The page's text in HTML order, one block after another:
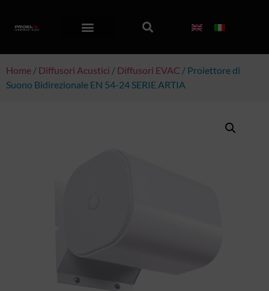
Home / Diffusori Acustici / Diffusori EVAC / Proiettore di
Suono Bidirezionale EN 54-24 SERIE ARTIA